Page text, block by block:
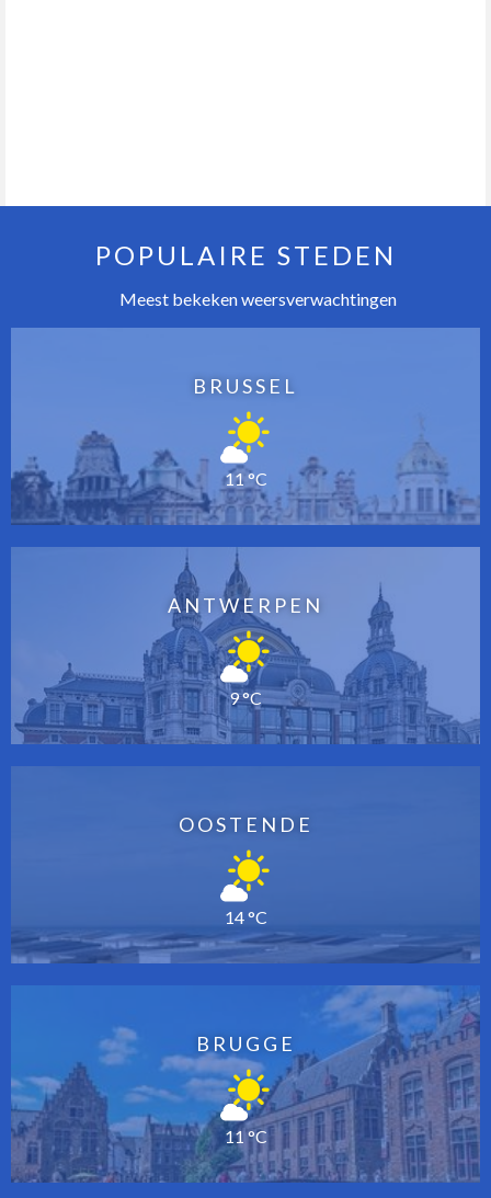
POPULAIRE STEDEN
Meest bekeken weersverwachtingen
BRUSSEL
11 °C
ANTWERPEN
9 °C
OOSTENDE
14 °C
BRUGGE
11 °C